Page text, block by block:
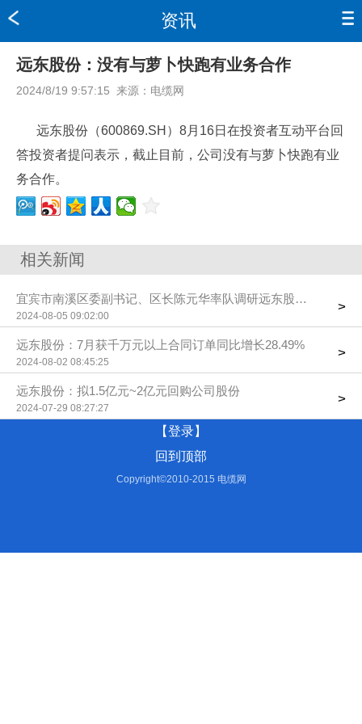
资讯
远东股份：没有与萝卜快跑有业务合作
2024/8/19 9:57:15 来源： 电缆网
远东股份（600869.SH）8月16日在投资者互动平台回
答投资者提问表示，截止目前，公司没有与萝卜快跑有业
务合作。
相关新闻
宜宾市南溪区委副书记、区长陈元华率队调研远东股份宜宾智能
2024-08-05 09:02:00
>
远东股份：7月获千万元以上合同订单同比增长28.49%
2024-08-02 08:45:25
>
远东股份：拟1.5亿元~2亿元回购公司股份
2024-07-29 08:27:27
>
【登录】
回到顶部
Copyright©2010-2015 电缆网